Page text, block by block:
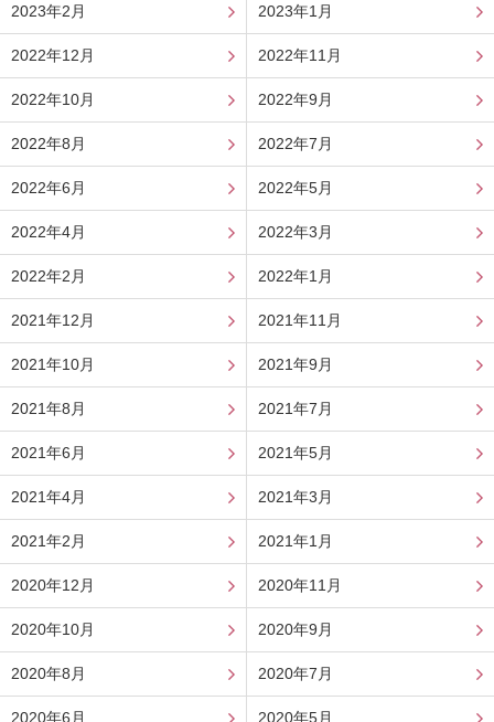
2023年2月 2023年1月
2022年12月 2022年11月
2022年10月 2022年9月
2022年8月 2022年7月
2022年6月 2022年5月
2022年4月 2022年3月
2022年2月 2022年1月
2021年12月 2021年11月
2021年10月 2021年9月
2021年8月 2021年7月
2021年6月 2021年5月
2021年4月 2021年3月
2021年2月 2021年1月
2020年12月 2020年11月
2020年10月 2020年9月
2020年8月 2020年7月
2020年6月 2020年5月